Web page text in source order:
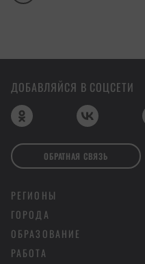
РЕГИОНЫ
ГОРОДА
ОБРАЗОВАНИЕ
РАБОТА
ДОБАВЛЯЙСЯ В СОЦСЕТИ
ОБРАТНАЯ СВЯЗЬ